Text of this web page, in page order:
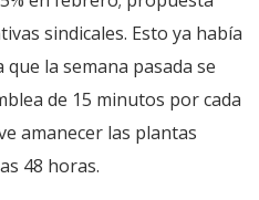
sindicales. Esto ya había
la semana pasada se
de 15 minutos por cada
amanecer las plantas
48 horas.